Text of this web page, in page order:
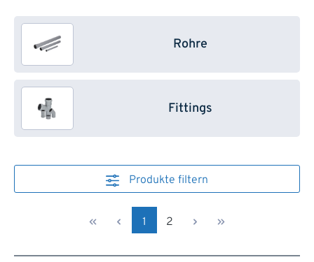
Rohre
Fittings
Produkte filtern
Seite
1 Seite
2